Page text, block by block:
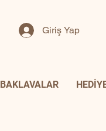
Giriş Yap
BAKLAVALAR